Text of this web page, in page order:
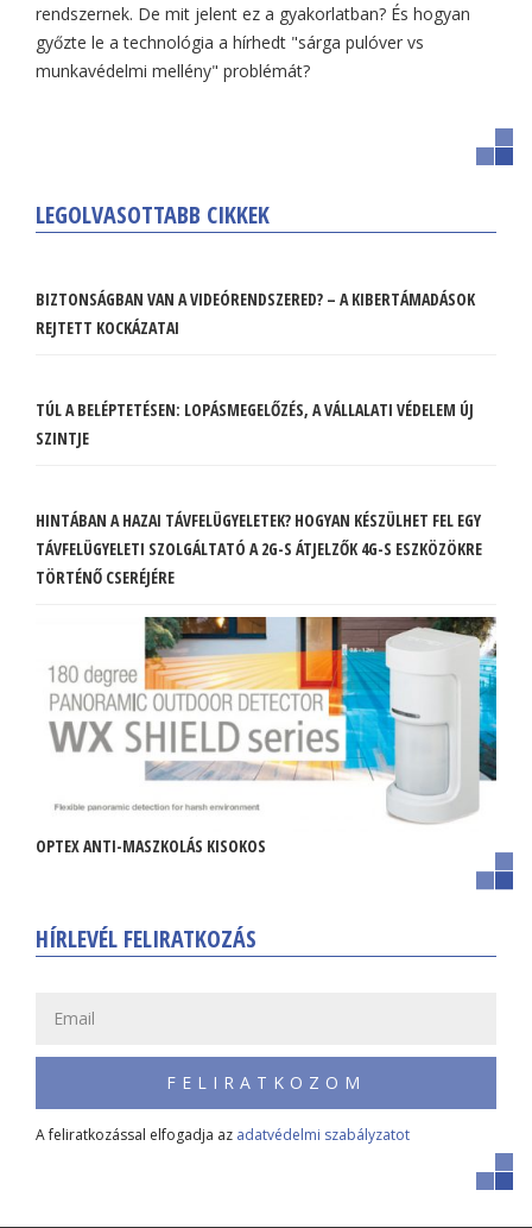
rendszernek. De mit jelent ez a gyakorlatban? És hogyan
győzte le a technológia a hírhedt "sárga pulóver vs
munkavédelmi mellény" problémát?
LEGOLVASOTTABB CIKKEK
BIZTONSÁGBAN VAN A VIDEÓRENDSZERED? – A KIBERTÁMADÁSOK
REJTETT KOCKÁZATAI
TÚL A BELÉPTETÉSEN: LOPÁSMEGELŐZÉS, A VÁLLALATI VÉDELEM ÚJ
SZINTJE
HINTÁBAN A HAZAI TÁVFELÜGYELETEK? HOGYAN KÉSZÜLHET FEL EGY
TÁVFELÜGYELETI SZOLGÁLTATÓ A 2G-S ÁTJELZŐK 4G-S ESZKÖZÖKRE
TÖRTÉNŐ CSERÉJÉRE
OPTEX ANTI-MASZKOLÁS KISOKOS
HÍRLEVÉL FELIRATKOZÁS
FELIRATKOZOM
A feliratkozással elfogadja az adatvédelmi szabályzatot